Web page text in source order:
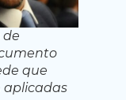
de
que
aplicadas